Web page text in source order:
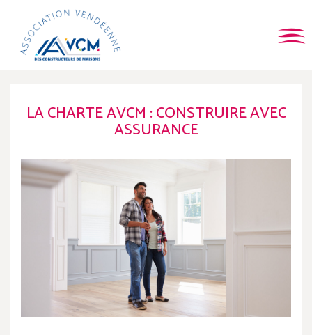
LA CHARTE AVCM : CONSTRUIRE AVEC
ASSURANCE